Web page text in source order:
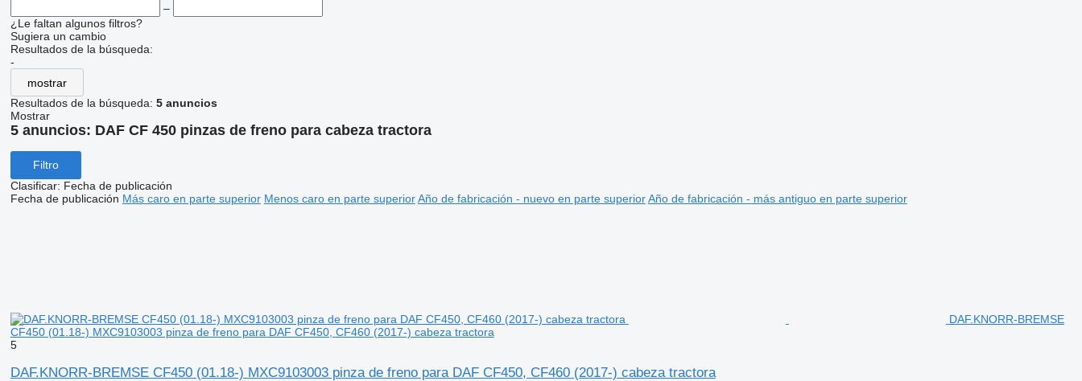
–
¿Le faltan algunos filtros?
Sugiera un cambio
Resultados de la búsqueda:
-
mostrar
Resultados de la búsqueda: 5 anuncios
Mostrar
5 anuncios: DAF CF 450 pinzas de freno para cabeza tractora
Filtro
Clasificar: Fecha de publicación
Fecha de publicación Más caro en parte superior Menos caro en parte superior Año de fabricación - nuevo en parte superior Año de fabricación - más antiguo en parte superior
DAF.KNORR-BREMSE
CF450 (01.18-) MXC9103003 pinza de freno para DAF CF450, CF460 (2017-) cabeza tractora
5
DAF.KNORR-BREMSE CF450 (01.18-) MXC9103003 pinza de freno para DAF CF450, CF460 (2017-) cabeza tractora